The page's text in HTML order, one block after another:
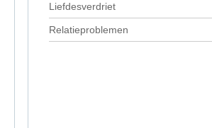
Liefdesverdriet
Relatieproblemen